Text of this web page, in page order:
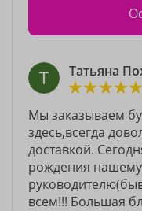
Татьяна
Мы заказываем
здесь,всегда
доставкой.
рождения
всем!!! Большая